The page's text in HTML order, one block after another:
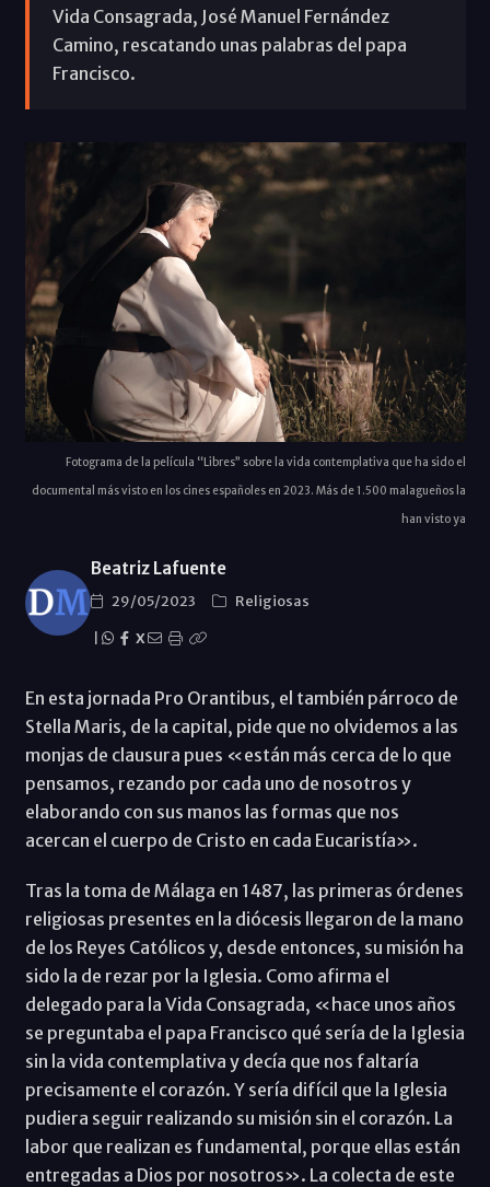
Vida Consagrada, José Manuel Fernández
Camino, rescatando unas palabras del papa
Francisco.
Fotograma de la película “Libres” sobre la vida contemplativa que ha sido el
documental más visto en los cines españoles en 2023. Más de 1.500 malagueños la
han visto ya
Beatriz Lafuente
29/05/2023
Religiosas
X
En esta jornada Pro Orantibus, el también párroco de
Stella Maris, de la capital, pide que no olvidemos a las
monjas de clausura pues «están más cerca de lo que
pensamos, rezando por cada uno de nosotros y
elaborando con sus manos las formas que nos
acercan el cuerpo de Cristo en cada Eucaristía».
Tras la toma de Málaga en 1487, las primeras órdenes
religiosas presentes en la diócesis llegaron de la mano
de los Reyes Católicos y, desde entonces, su misión ha
sido la de rezar por la Iglesia. Como afirma el
delegado para la Vida Consagrada, «hace unos años
se preguntaba el papa Francisco qué sería de la Iglesia
sin la vida contemplativa y decía que nos faltaría
precisamente el corazón. Y sería difícil que la Iglesia
pudiera seguir realizando su misión sin el corazón. La
labor que realizan es fundamental, porque ellas están
entregadas a Dios por nosotros». La colecta de este